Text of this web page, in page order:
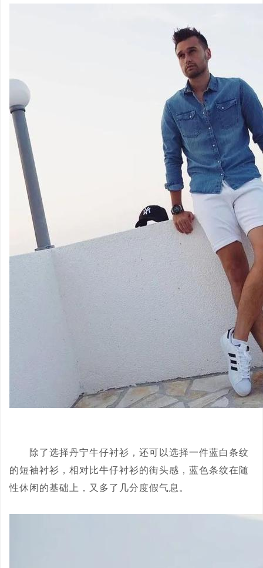
除了选择丹宁牛仔衬衫，还可以选择一件蓝白条纹
的短袖衬衫，相对比牛仔衬衫的街头感，蓝色条纹在随
性休闲的基础上，又多了几分度假气息。